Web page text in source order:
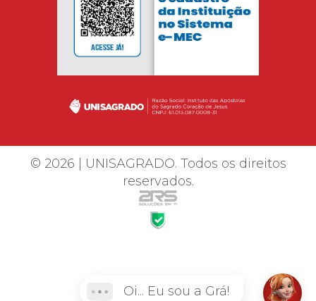
© 2026 | UNISAGRADO. Todos os direitos
reservados.
Oi... Eu sou a Grá!